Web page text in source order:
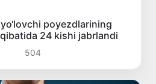
poyezdlarining
24 kishi jabrlandi
504